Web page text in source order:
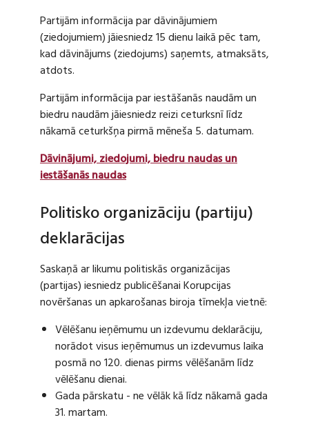
Partijām informācija par dāvinājumiem
(ziedojumiem) jāiesniedz 15 dienu laikā pēc tam,
kad dāvinājums (ziedojums) saņemts, atmaksāts,
atdots.
Partijām informācija par iestāšanās naudām un
biedru naudām jāiesniedz reizi ceturksnī līdz
nākamā ceturkšņa pirmā mēneša 5. datumam.
Dāvinājumi, ziedojumi, biedru naudas un
iestāšanās naudas
Politisko organizāciju (partiju)
deklarācijas
Saskaņā ar likumu politiskās organizācijas
(partijas) iesniedz publicēšanai Korupcijas
novēršanas un apkarošanas biroja tīmekļa vietnē:
Vēlēšanu ieņēmumu un izdevumu deklarāciju,
norādot visus ieņēmumus un izdevumus laika
posmā no 120. dienas pirms vēlēšanām līdz
vēlēšanu dienai.
Gada pārskatu - ne vēlāk kā līdz nākamā gada
31. martam.